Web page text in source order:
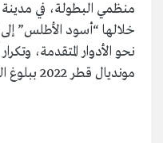
منظمي البطولة، في
خلالها “أسود الأطلس”
نحو الأدوار المتقدمة،
مونديال قطر 2022 ببلوغ الدور نصف النهائي.